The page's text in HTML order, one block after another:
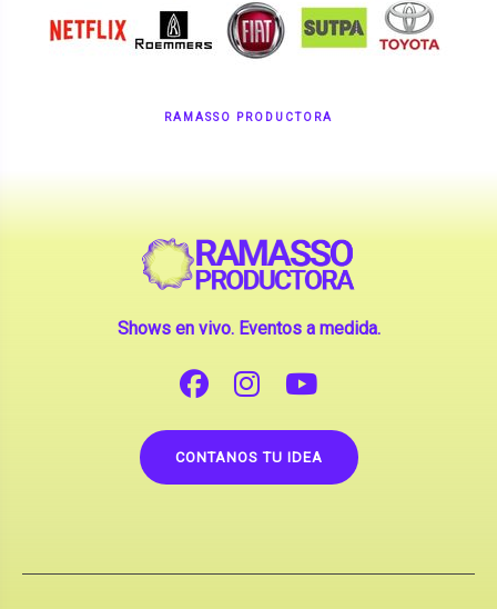
RAMASSO PRODUCTORA
Shows en vivo. Eventos a medida.
CONTANOS TU IDEA